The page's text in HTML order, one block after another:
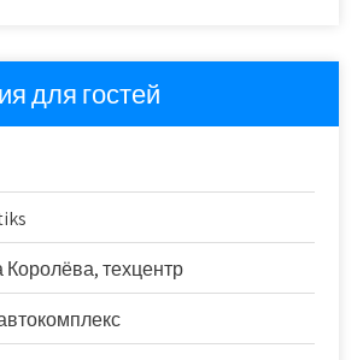
для гостей
Королёва, техцентр